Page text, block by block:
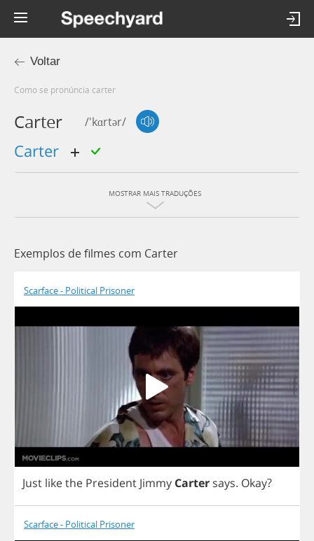
Voltar
Como se pronúncia carter
Carter /'kɑrtər/
carter
MOSTRAR MAIS TRADUÇÕES
Exemplos de filmes com Carter
Scarface - Political Prisoner
Just likethe President Jimmy Carter says. Okay?
Scarface - Political Prisoner